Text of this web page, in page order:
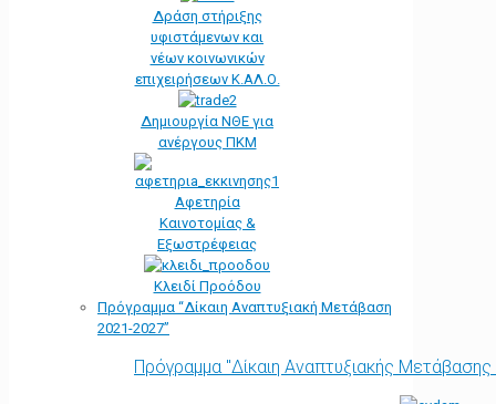
Δράση στήριξης
υφιστάμενων και
νέων κοινωνικών
επιχειρήσεων Κ.ΑΛ.Ο.
Δημιουργία ΝΘΕ για
ανέργους ΠΚΜ
Αφετηρία
Kαινοτομίας &
Εξωστρέφειας
Κλειδί Προόδου
Πρόγραμμα “Δίκαιη Αναπτυξιακή Μετάβαση
2021-2027”
Πρόγραμμα "Δίκαιη Αναπτυξιακής